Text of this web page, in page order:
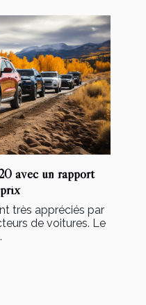
avec un rapport
très appréciés par
de voitures. Le